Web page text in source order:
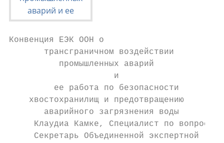
Конвенция ЕЭК ООН о
       трансграничном воздействии
          промышленных аварий
                     и
         ее работа по безопасности
    хвостохранилищ и предотвращению
       аварийного загрязнения воды
Клаудиа Камке, Специалист по вопросам
Секретарь Объединенной экспертной